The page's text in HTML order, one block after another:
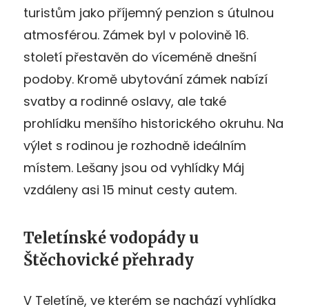
turistům jako příjemný penzion s útulnou
atmosférou. Zámek byl v polovině 16.
století přestavěn do víceméně dnešní
podoby. Kromě ubytování zámek nabízí
svatby a rodinné oslavy, ale také
prohlídku menšího historického okruhu. Na
výlet s rodinou je rozhodně ideálním
místem. Lešany jsou od vyhlídky Máj
vzdáleny asi 15 minut cesty autem.
Teletínské vodopády u
Štěchovické přehrady
V Teletíně, ve kterém se nachází vyhlídka